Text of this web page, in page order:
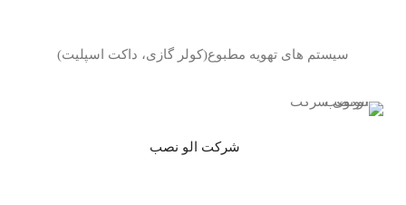
سیستم های تهویه مطبوع(کولر گازی، داکت اسپلیت)
شرکت الو نصب